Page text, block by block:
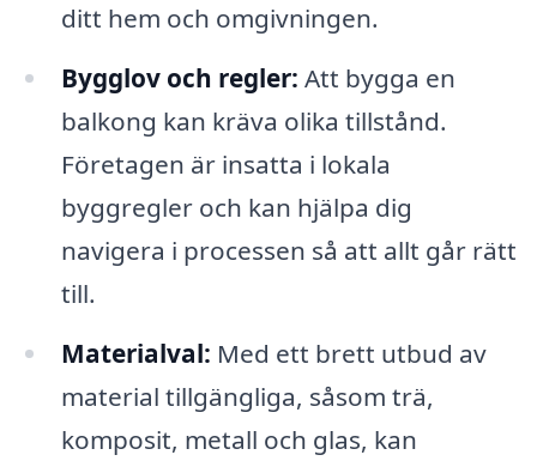
ditt hem och omgivningen.
Bygglov och regler: Att bygga en
balkong kan kräva olika tillstånd.
Företagen är insatta i lokala
byggregler och kan hjälpa dig
navigera i processen så att allt går rätt
till.
Materialval: Med ett brett utbud av
material tillgängliga, såsom trä,
komposit, metall och glas, kan